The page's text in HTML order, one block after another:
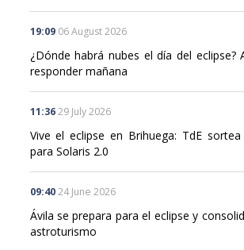
19:09 06 August 2026
¿Dónde habrá nubes el día del eclipse?
responder mañana
11:36 29 July 2026
Vive el eclipse en Brihuega: TdE
para Solaris 2.0
09:40 24 June 2026
Ávila se prepara para el eclipse y
astroturismo